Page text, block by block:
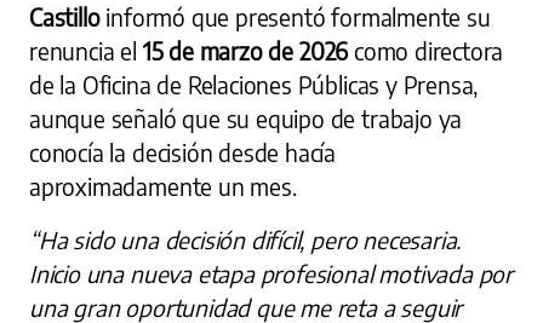
Castilloinformó que presentó formalmente su
renuncia el 15 de marzo de 2026 como directora
de la Oficina de Relaciones Públicas y Prensa,
aunque señaló que su equipo de trabajo ya
conocía la decisión desde hacía
aproximadamente un mes.
“Ha sido una decisión difícil, pero necesaria.
Inicio una nueva etapa profesional motivada por
una gran oportunidad que me reta a seguir